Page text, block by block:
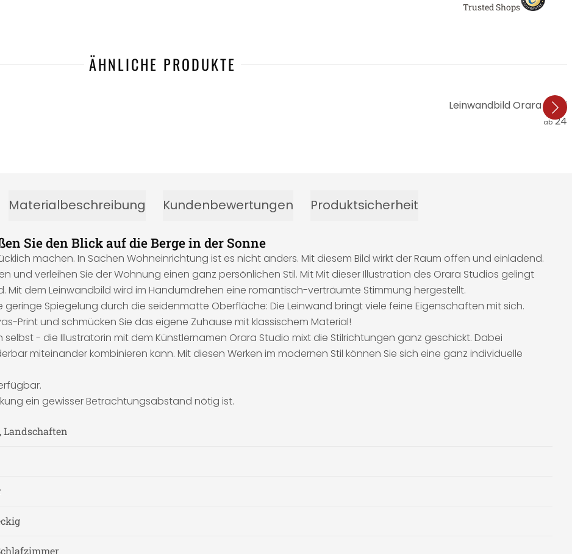
Trusted Shops
ÄHNLICHE PRODUKTE
Leinwandbild Orara
ab
Materialbeschreibung Kundenbewertungen Produktsicherheit
Sie den Blick auf die Berge in der Sonne
machen. In Sachen Wohneinrichtung ist es nicht anders. Mit diesem Bild wirkt der Raum offen und einladend.
und verleihen Sie der Wohnung einen ganz persönlichen Stil. Mit Mit dieser Illustration des Orara Studios gelingt
Mit dem Leinwandbild wird im Handumdrehen eine romantisch-verträumte Stimmung hergestellt.
Spiegelung durch die seidenmatte Oberfläche: Die Leinwand bringt viele feine Eigenschaften mit sich.
Print und schmücken Sie das eigene Zuhause mit klassischem Material!
- die Illustratorin mit dem Künstlernamen Orara Studio mixt die Stilrichtungen ganz geschickt. Dabei
miteinander kombinieren kann. Mit diesen Werken im modernen Stil können Sie sich eine ganz individuelle
ein gewisser Betrachtungsabstand nötig ist.
Landschaften